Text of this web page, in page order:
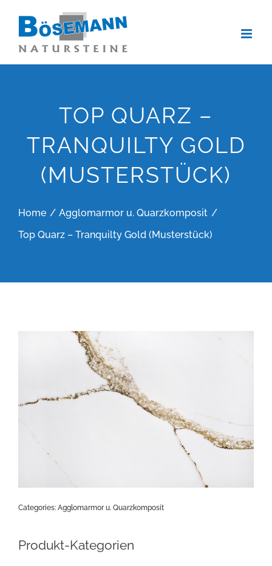
springen
TOP QUARZ –
TRANQUILTY GOLD
(MUSTERSTÜCK)
Home
Agglomarmor u. Quarzkomposit
Top Quarz – Tranquilty Gold (Musterstück)
Categories: Agglomarmor u. Quarzkomposit
Produkt-Kategorien